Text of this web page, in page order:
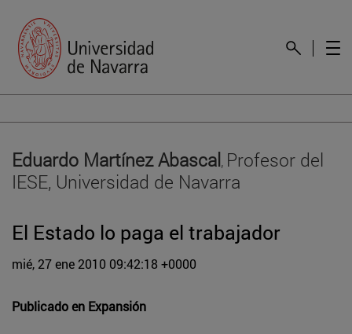
Eduardo Martínez Abascal, Profesor del
IESE, Universidad de Navarra
El Estado lo paga el trabajador
mié, 27 ene 2010 09:42:18 +0000
Publicado en Expansión